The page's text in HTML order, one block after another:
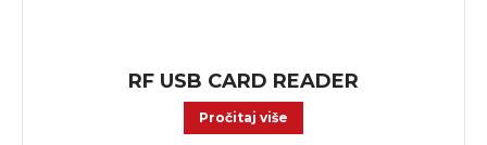
RF USB CARD READER
Pročitaj više